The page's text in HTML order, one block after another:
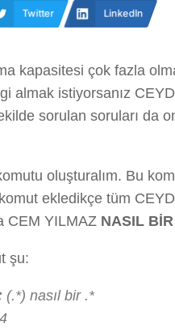
Twitter LinkedIn
kapasitesi çok fazla
almak istiyorsanız
sorulan soruları da
oluşturalım. Bu
ekledikçe tüm
CEM YILMAZ NASIL BİR
şu:
(.*) nasıl bir .*